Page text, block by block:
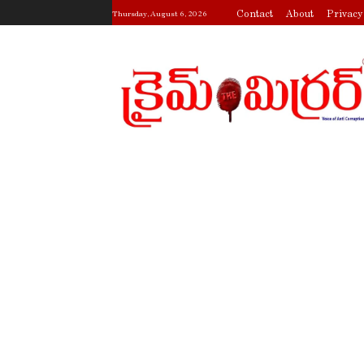
Thursday, August 6, 2026 Contact About Privacy